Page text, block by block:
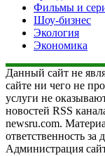
Фильмы и
Шоу-бизнес
Экология
Экономика
Данный сайт не
сайте ни чего не
услуги не
новостей RSS
newsru.com.
ответственность
Администрация